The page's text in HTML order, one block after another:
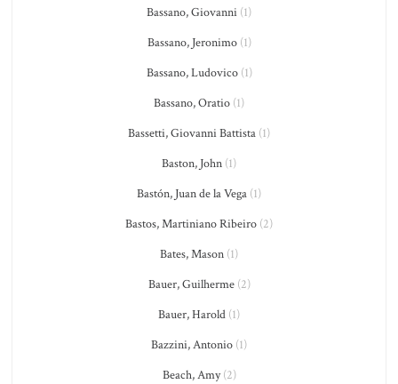
Bassano, Giovanni (1)
Bassano, Jeronimo(1)
Bassano, Ludovico(1)
Bassano, Oratio (1)
Bassetti, Giovanni Battista (1)
Baston, John (1)
Bastón, Juan de la Vega (1)
Bastos, Martiniano Ribeiro (2)
Bates, Mason (1)
Bauer, Guilherme(2)
Bauer, Harold (1)
Bazzini, Antonio (1)
Beach, Amy(2)